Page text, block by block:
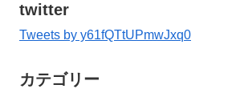
twitter
Tweets by y61fQTtUPmwJxq0
カテゴリー